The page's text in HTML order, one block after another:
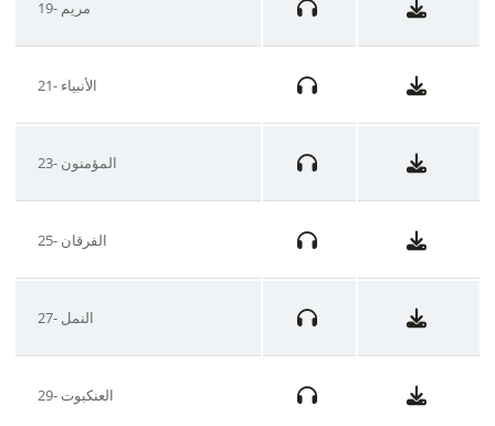
19- مريم
21- الأنبياء
23- المؤمنون
25- الفرقان
27- النمل
29- العنكبوت